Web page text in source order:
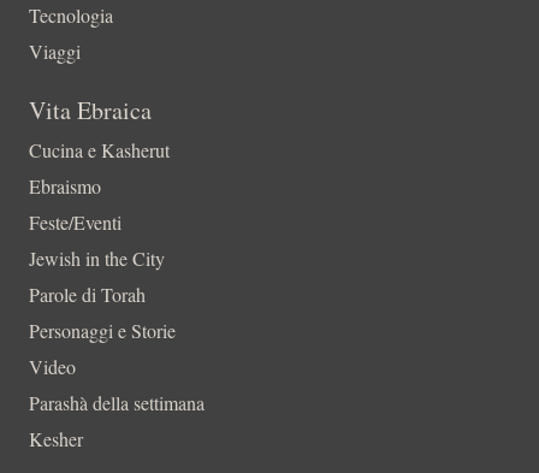
Tecnologia
Viaggi
Vita Ebraica
Cucina e Kasherut
Ebraismo
Feste/Eventi
Jewish in the City
Parole di Torah
Personaggi e Storie
Video
Parashà della settimana
Kesher